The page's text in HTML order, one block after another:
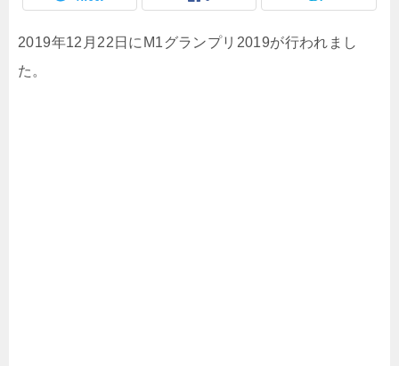
2019年12月22日にM1グランプリ2019が行われまし
た。